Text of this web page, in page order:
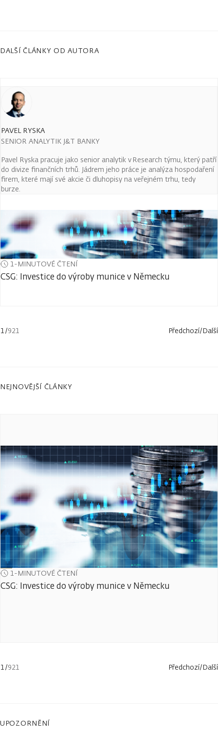
DALŠÍ ČLÁNKY OD AUTORA
PAVEL RYSKA
SENIOR ANALYTIK J&T BANKY
Pavel Ryska pracuje jako senior analytik v Research týmu, který patří
do divize finančních trhů. Jádrem jeho práce je analýza hospodaření
firem, které mají své akcie či dluhopisy na veřejném trhu, tedy
burze.
1-MINUTOVÉ ČTENÍ
CSG: Investice do výroby munice v Německu
1/921 Předchozí/Další
NEJNOVĚJŠÍ ČLÁNKY
1-MINUTOVÉ ČTENÍ
CSG: Investice do výroby munice v Německu
1/921 Předchozí/Další
UPOZORNĚNÍ